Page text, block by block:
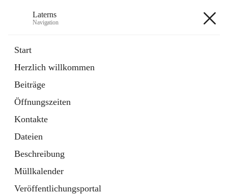
Laterns
Navigation
Start
Herzlich willkommen
Beiträge
Öffnungszeiten
Kontakte
Dateien
Beschreibung
Müllkalender
Veröffentlichungsportal
11 Schnellzugriffe
Soziales
1 Schnellzugriff